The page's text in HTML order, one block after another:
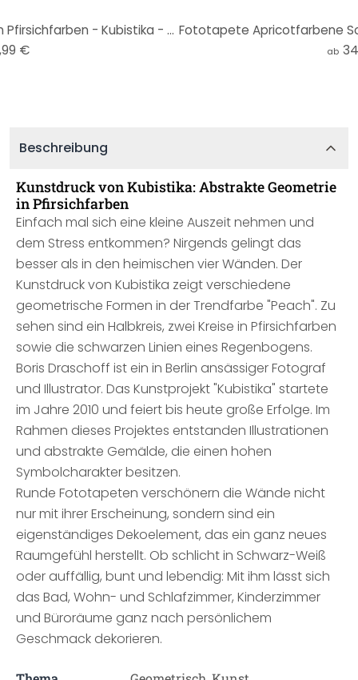
Poster Abstrakte Geometrie in Pfirsichfarben - Kubistika - Rund
€
ab
Beschreibung
Kunstdruck von Kubistika: Abstrakte Geometrie
in Pfirsichfarben
Einfach mal sich eine kleine Auszeit nehmen und
dem Stress entkommen? Nirgends gelingt das
besser als in den heimischen vier Wänden. Der
Kunstdruck von Kubistika zeigt verschiedene
geometrische Formen in der Trendfarbe "Peach". Zu
sehen sind ein Halbkreis, zwei Kreise in Pfirsichfarben
sowie die schwarzen Linien eines Regenbogens.
Boris Draschoff ist ein in Berlin ansässiger Fotograf
und Illustrator. Das Kunstprojekt "Kubistika" startete
im Jahre 2010 und feiert bis heute große Erfolge. Im
Rahmen dieses Projektes entstanden Illustrationen
und abstrakte Gemälde, die einen hohen
Symbolcharakter besitzen.
Runde Fototapeten verschönern die Wände nicht
nur mit ihrer Erscheinung, sondern sind ein
eigenständiges Dekoelement, das ein ganz neues
Raumgefühl herstellt. Ob schlicht in Schwarz-Weiß
oder auffällig, bunt und lebendig: Mit ihm lässt sich
das Bad, Wohn- und Schlafzimmer, Kinderzimmer
und Büroräume ganz nach persönlichem
Geschmack dekorieren.